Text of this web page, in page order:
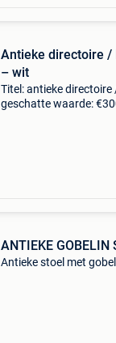
Antieke directoire /
– wit
Titel: antieke
geschatte waarde:
ANTIEKE GOBELIN
Antieke stoel met